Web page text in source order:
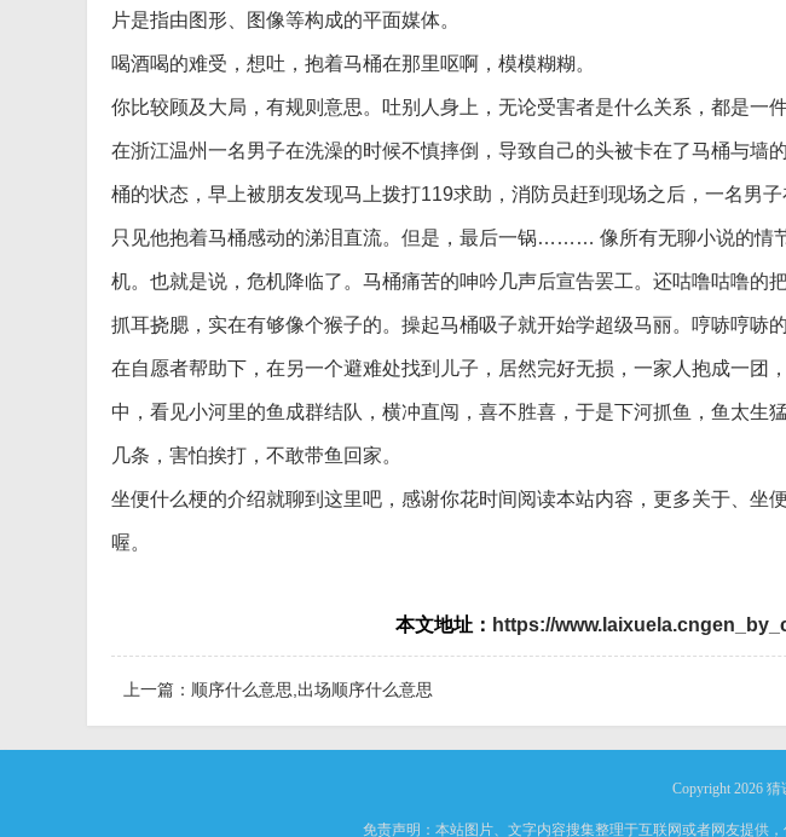
片是指由图形、图像等构成的平面媒体。
喝酒喝的难受，想吐，抱着马桶在那里呕啊，模模糊糊。
你比较顾及大局，有规则意思。吐别人身上，无论受害者是什么关系，都是一件
在浙江温州一名男子在洗澡的时候不慎摔倒，导致自己的头被卡在了马桶与墙
桶的状态，早上被朋友发现马上拨打119求助，消防员赶到现场之后，一名男子
只见他抱着马桶感动的涕泪直流。但是，最后一锅……… 像所有无聊小说的情
机。也就是说，危机降临了。马桶痛苦的呻吟几声后宣告罢工。还咕噜咕噜的
抓耳挠腮，实在有够像个猴子的。操起马桶吸子就开始学超级马丽。哼哧哼哧的
在自愿者帮助下，在另一个避难处找到儿子，居然完好无损，一家人抱成一团
中，看见小河里的鱼成群结队，横冲直闯，喜不胜喜，于是下河抓鱼，鱼太生
几条，害怕挨打，不敢带鱼回家。
坐便什么梗的介绍就聊到这里吧，感谢你花时间阅读本站内容，更多关于、坐
喔。
本文地址： https://
上一篇： 顺序什么意思,出场顺序什么意思
Copyright 2026 猜
免责声明：本站图片、文字内容搜集整理于互联网或者网友提供